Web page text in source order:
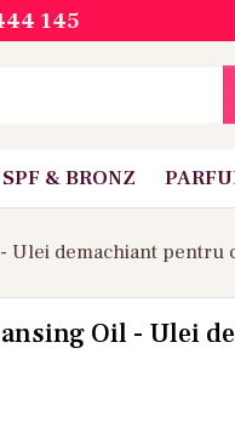
444 145
SPF & BRONZ
Ulei demachiant
Oil - Ulei